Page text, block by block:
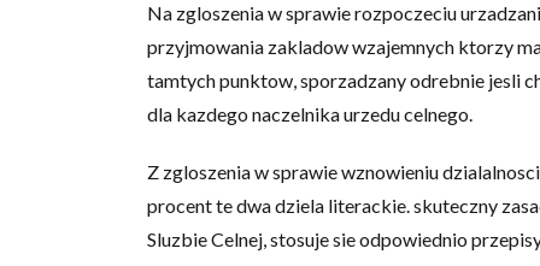
Na zgloszenia w sprawie rozpoczeciu
przyjmowania zakladow wzajemnych ktorzy
tamtych punktow, sporzadzany odrebnie jesli
dla kazdego naczelnika urzedu celnego.
Z zgloszenia w sprawie wznowieniu
procent te dwa dziela literackie. skuteczny
Sluzbie Celnej, stosuje sie odpowiednio